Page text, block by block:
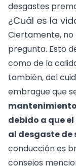
desgastes
¿Cuál es la
Ciertamente, no
pregunta. Esto
como de la
también, del
embrague que
debido a que
al desgaste de
conducción es
consejos